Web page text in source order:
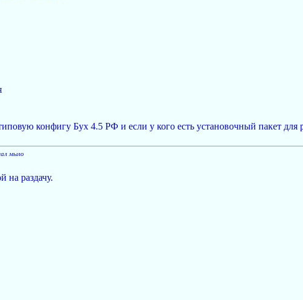
конфигу Бух 4.5 РФ и если у кого есть установочный пакет для
мыло
на раздачу.